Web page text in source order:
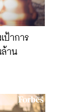
ป้าการ
าน